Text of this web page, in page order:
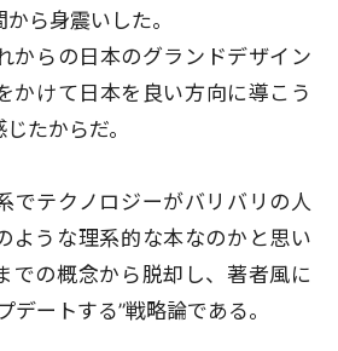
ら身震いした。
からの日本のグランドデザイン
かけて日本を良い方向に導こう
たからだ。
でテクノロジーがバリバリの人
ような理系的な本なのかと思い
での概念から脱却し、著者風に
デートする”戦略論である。